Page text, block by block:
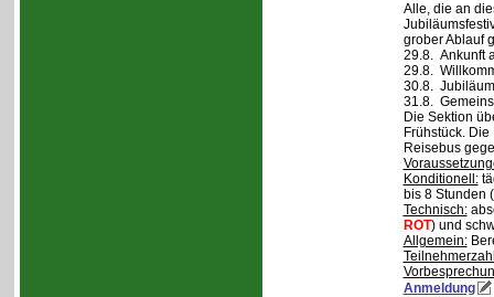
Alle, die an
grober Ablauf
29.8. Ankunft
29.8.
30.8.
31.8.
Die Sektion
Frühstück.
Reisebus
Konditionell:
bis 8 Stunden
Technisch:
ROT) und
Allgemein:
Anmeldung